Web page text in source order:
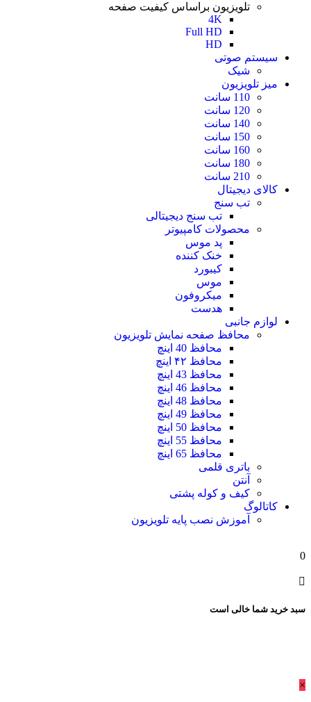
تلویزیون براساس کیفیت صفحه
4K
Full HD
HD
سیستم صوتی
شیک
میز تلویزیون
110 سانت
120 سانت
140 سانت
150 سانت
160 سانت
180 سانت
210 سانت
کالای دیجیتال
تب سنج
تب سنج دیجیتالی
محصولات کامپیوتر
پد موس
خنک کننده
کیبورد
موس
میکروفون
هدست
لوازم جانبی
محافظ صفحه نمایش تلویزیون
محافظ 40 اینچ
محافظ ۴۲ اینچ
محافظ 43 اینچ
محافظ 46 اینچ
محافظ 48 اینچ
محافظ 49 اینچ
محافظ 50 اینچ
محافظ 55 اینچ
محافظ 65 اینچ
باتری قلمی
آنتن
کیف و کوله پشتی
کاتالوگ
آموزش نصب پایه تلویزیون
0
سبد خرید شما خالی است
×